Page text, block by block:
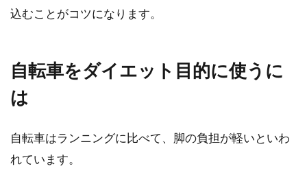
込むことがコツになります。
自転車をダイエット目的に使うに
は
自転車はランニングに比べて、脚の負担が軽いといわ
れています。